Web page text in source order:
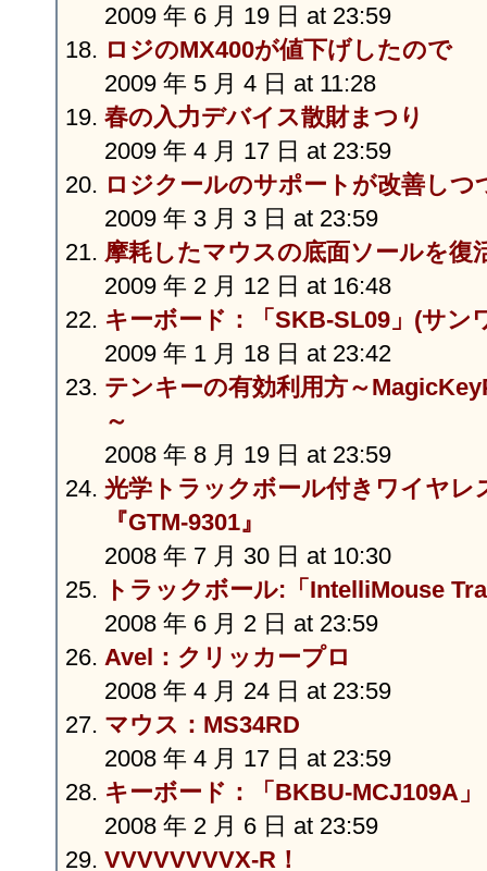
2009 年 6 月 19 日 at 23:59
ロジのMX400が値下げしたので
2009 年 5 月 4 日 at 11:28
春の入力デバイス散財まつり
2009 年 4 月 17 日 at 23:59
ロジクールのサポートが改善しつ
2009 年 3 月 3 日 at 23:59
摩耗したマウスの底面ソールを復
2009 年 2 月 12 日 at 16:48
キーボード：「SKB-SL09」(サン
2009 年 1 月 18 日 at 23:42
テンキーの有効利用方～
～
2008 年 8 月 19 日 at 23:59
光学トラックボール付きワイヤレ
『GTM-9301』
2008 年 7 月 30 日 at 10:30
トラックボール:「IntelliMouse
2008 年 6 月 2 日 at 23:59
Avel：クリッカープロ
2008 年 4 月 24 日 at 23:59
マウス：MS34RD
2008 年 4 月 17 日 at 23:59
キーボード：「BKBU-MCJ109A」
2008 年 2 月 6 日 at 23:59
VVVVVVVVX-R！